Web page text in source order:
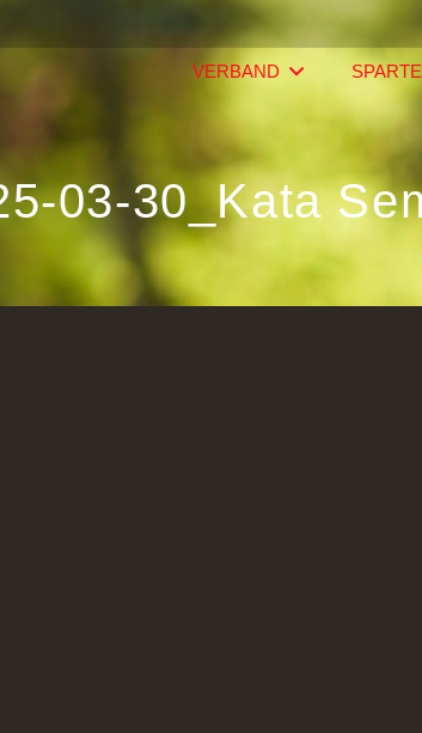
VERBAND
03-30_Kata